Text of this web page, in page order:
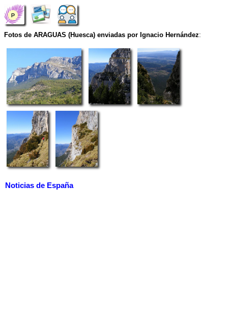
Fotos de ARAGUAS (Huesca) enviadas por Ignacio Hernández:
Noticias de España